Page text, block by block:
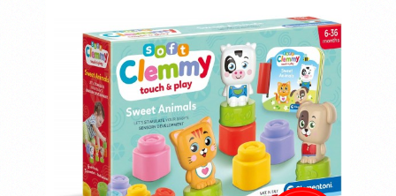
Додај во желби
Додај за споредба